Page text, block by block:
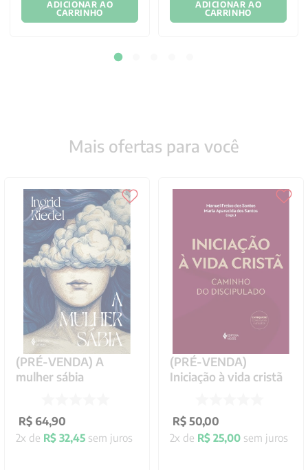
ADICIONAR AO
CARRINHO
ADICIONAR AO
CARRINHO
Mais ofertas para você
(PRÉ-VENDA) A
mulher sábia
R$ 64,90
2x de R$ 32,45 sem juros
(PRÉ-VENDA)
Iniciação à vida cristã
R$ 50,00
2x de R$ 25,00 sem juros